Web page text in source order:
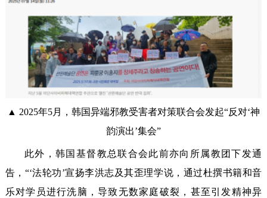
▲ 2025年5月，韩国异端邪教受害者对策联合会发起“反对‘神
韵演出’集会”
此外，韩国基督教总联合会此前亦向所属教团下发通
告，“‘法轮功’宣扬李洪志及其歪理学说，通过杜撰书籍和音
乐对学员进行洗脑，导致无数家庭破裂，甚至引发精神异